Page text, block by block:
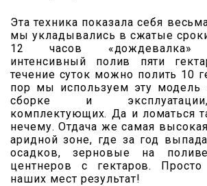
Эта техника показала себя
мы укладывались в сжатые
12 часов «дождевалка»
интенсивный полив пяти
течение суток можно полить 10
пор мы используем эту модель
сборке и
комплектующих. Да и ломаться
нечему. Отдача же самая
аридной зоне, где за год
осадков, зерновые на
центнеров с гектаров.
наших мест результат!